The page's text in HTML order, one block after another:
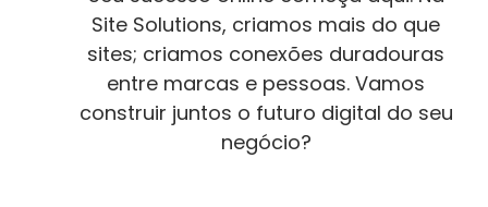
Site Solutions, criamos mais do que
sites; criamos conexões duradouras
entre marcas e pessoas. Vamos
construir juntos o futuro digital do seu
negócio?